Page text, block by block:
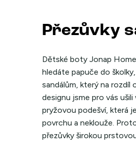
Přezůvky
Dětské boty Jonap
hledáte papuče do
sandálům, který na
designu jsme pro vás
pryžovou podešví, která
povrchu a neklouže.
přezůvky širokou